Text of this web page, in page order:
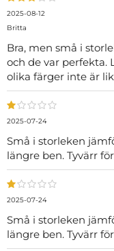
2025-08-12
Britta
Bra, men små i
och de var perfekta.
olika färger inte är
2025-07-24
Små i storleken
längre ben. Tyvärr
2025-07-24
Små i storleken
längre ben. Tyvärr